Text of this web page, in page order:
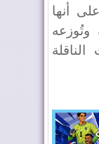
أنها
وتُوزعه